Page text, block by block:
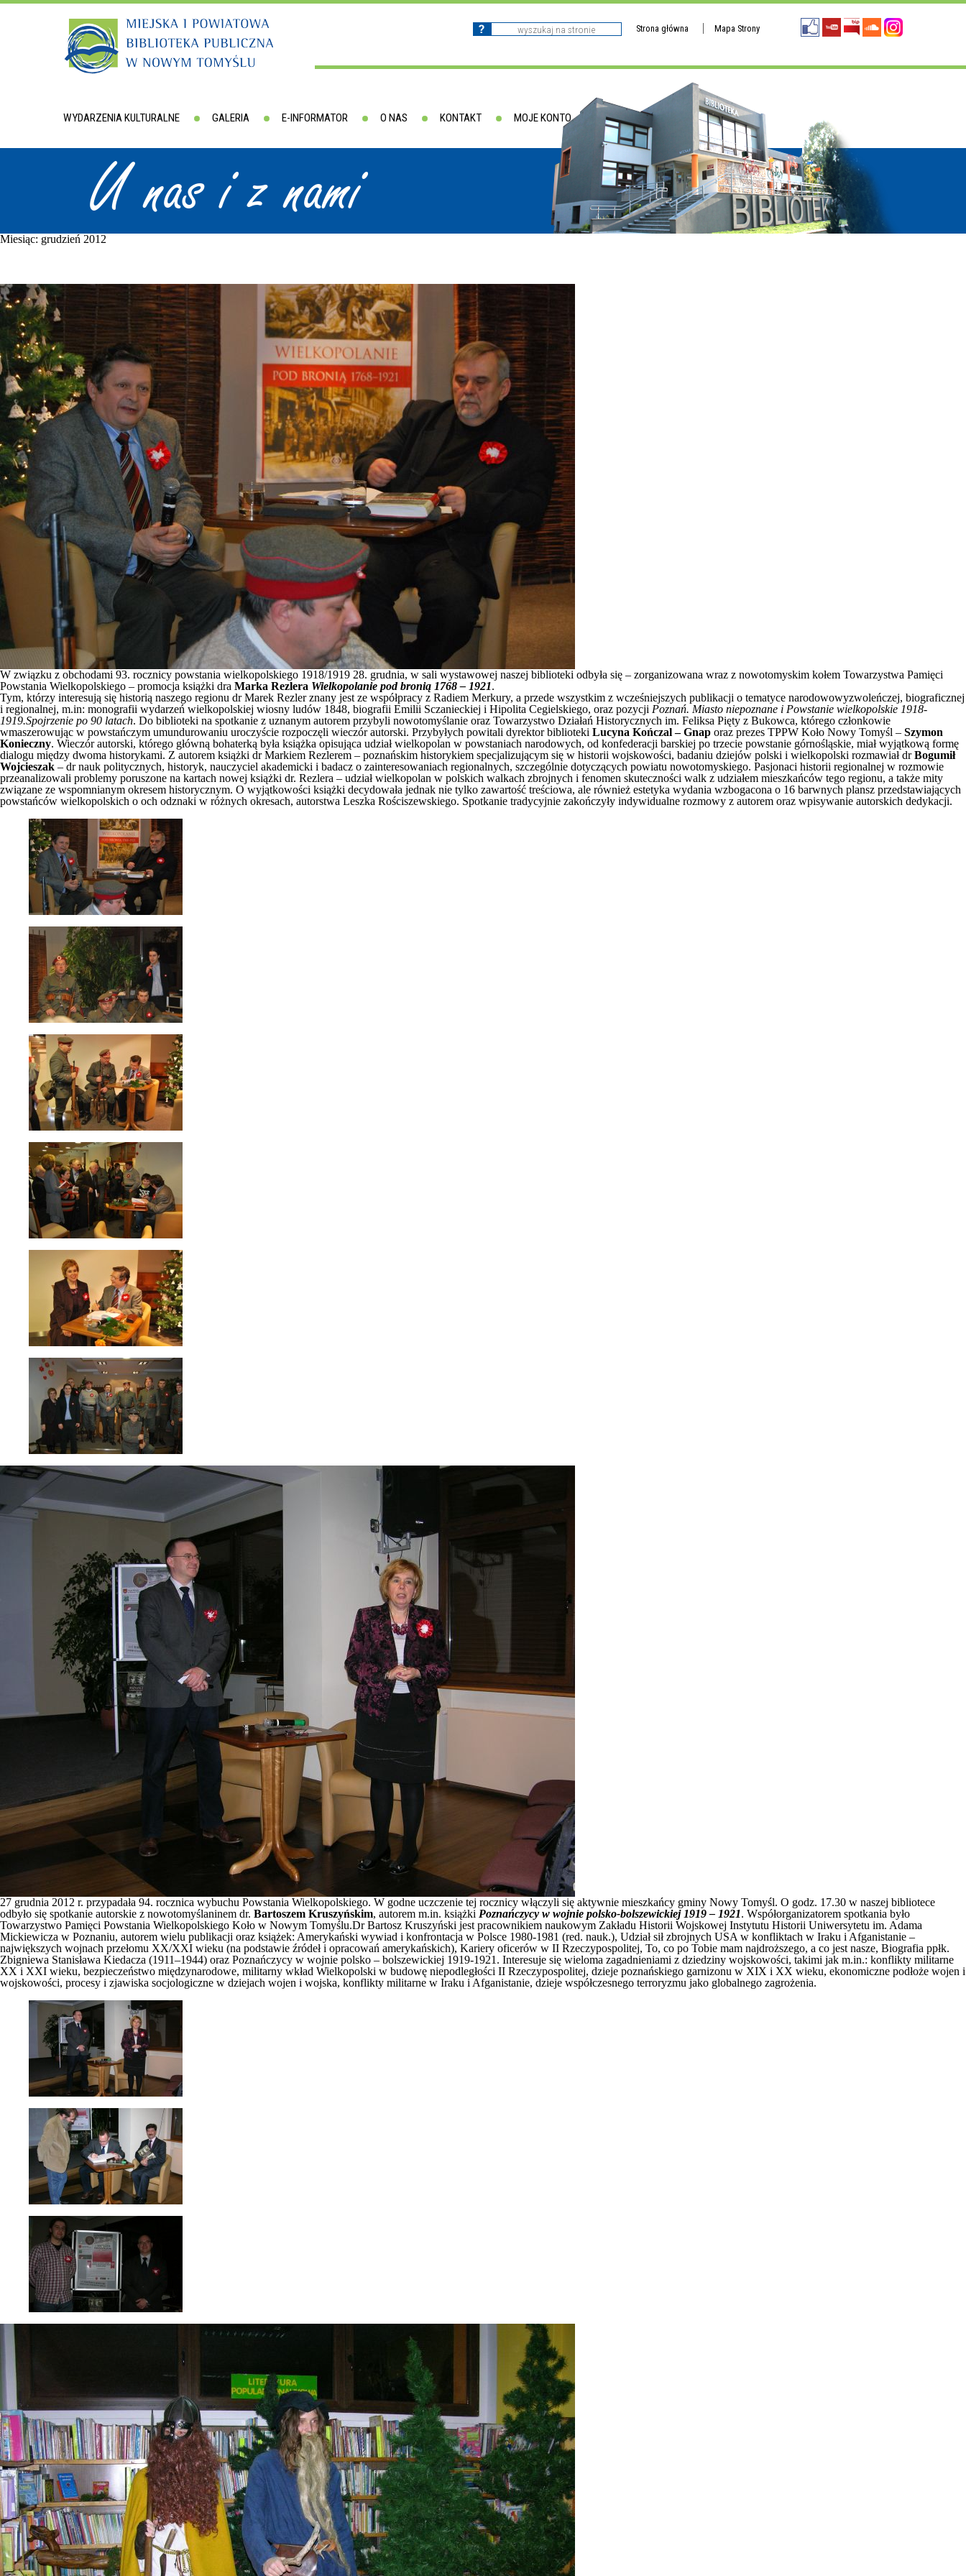
Strona główna Mapa Strony
WYDARZENIA KULTURALNE GALERIA E-INFORMATOR O NAS KONTAKT MOJE KONTO
U nas i z nami
Miesiąc: grudzień 2012
W związku z obchodami 93. rocznicy powstania wielkopolskiego 1918/1919 28. grudnia, w sali wystawowej naszej biblioteki odbyła się – zorganizowana wraz z nowotomyskim kołem Towarzystwa Pamięci
Powstania Wielkopolskiego – promocja książki dra Marka Rezlera Wielkopolanie pod bronią 1768 – 1921.
Tym, którzy interesują się historią naszego regionu dr Marek Rezler znany jest ze współpracy z Radiem Merkury, a przede wszystkim z wcześniejszych publikacji o tematyce narodowowyzwoleńczej, biograficznej
i regionalnej, m.in: monografii wydarzeń wielkopolskiej wiosny ludów 1848, biografii Emilii Sczanieckiej i Hipolita Cegielskiego, oraz pozycji Poznań. Miasto niepoznane i Powstanie wielkopolskie 1918-
1919.Spojrzenie po 90 latach. Do biblioteki na spotkanie z uznanym autorem przybyli nowotomyślanie oraz Towarzystwo Działań Historycznych im. Feliksa Pięty z Bukowca, którego członkowie
wmaszerowując w powstańczym umundurowaniu uroczyście rozpoczęli wieczór autorski. Przybyłych powitali dyrektor biblioteki Lucyna Kończal – Gnap oraz prezes TPPW Koło Nowy Tomyśl – Szymon
Konieczny. Wieczór autorski, którego główną bohaterką była książka opisująca udział wielkopolan w powstaniach narodowych, od konfederacji barskiej po trzecie powstanie górnośląskie, miał wyjątkową formę
dialogu między dwoma historykami. Z autorem książki dr Markiem Rezlerem – poznańskim historykiem specjalizującym się w historii wojskowości, badaniu dziejów polski i wielkopolski rozmawiał drBogumił
Wojcieszak – dr nauk politycznych, historyk, nauczyciel akademicki i badacz o zainteresowaniach regionalnych, szczególnie dotyczących powiatu nowotomyskiego. Pasjonaci historii regionalnej w rozmowie
przeanalizowali problemy poruszone na kartach nowej książki dr. Rezlera – udział wielkopolan w polskich walkach zbrojnych i fenomen skuteczności walk z udziałem mieszkańców tego regionu, a także mity
związane ze wspomnianym okresem historycznym. O wyjątkowości książki decydowała jednak nie tylko zawartość treściowa, ale również estetyka wydania wzbogacona o 16 barwnych plansz przedstawiających
powstańców wielkopolskich o och odznaki w różnych okresach, autorstwa Leszka Rościszewskiego. Spotkanie tradycyjnie zakończyły indywidualne rozmowy z autorem oraz wpisywanie autorskich dedykacji.
27 grudnia 2012 r. przypadała 94. rocznica wybuchu Powstania Wielkopolskiego. W godne uczczenie tej rocznicy włączyli się aktywnie mieszkańcy gminy Nowy Tomyśl. O godz. 17.30 w naszej bibliotece
odbyło się spotkanie autorskie z nowotomyślaninem dr. Bartoszem Kruszyńskim, autorem m.in. książki Poznańczycy w wojnie polsko-bolszewickiej 1919 – 1921. Współorganizatorem spotkania było
Towarzystwo Pamięci Powstania Wielkopolskiego Koło w Nowym Tomyślu.Dr Bartosz Kruszyński jest pracownikiem naukowym Zakładu Historii Wojskowej Instytutu Historii Uniwersytetu im. Adama
Mickiewicza w Poznaniu, autorem wielu publikacji oraz książek: Amerykański wywiad i konfrontacja w Polsce 1980-1981 (red. nauk.), Udział sił zbrojnych USA w konfliktach w Iraku i Afganistanie –
największych wojnach przełomu XX/XXI wieku (na podstawie źródeł i opracowań amerykańskich), Kariery oficerów w II Rzeczypospolitej, To, co po Tobie mam najdroższego, a co jest nasze, Biografia ppłk.
Zbigniewa Stanisława Kiedacza (1911–1944) oraz Poznańczycy w wojnie polsko – bolszewickiej 1919-1921. Interesuje się wieloma zagadnieniami z dziedziny wojskowości, takimi jak m.in.: konflikty militarne
XX i XXI wieku, bezpieczeństwo międzynarodowe, militarny wkład Wielkopolski w budowę niepodległości II Rzeczypospolitej, dzieje poznańskiego garnizonu w XIX i XX wieku, ekonomiczne podłoże wojen i
wojskowości, procesy i zjawiska socjologiczne w dziejach wojen i wojska, konflikty militarne w Iraku i Afganistanie, dzieje współczesnego terroryzmu jako globalnego zagrożenia.